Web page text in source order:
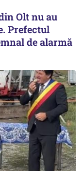
Olt nu au
Prefectul
de alarmă